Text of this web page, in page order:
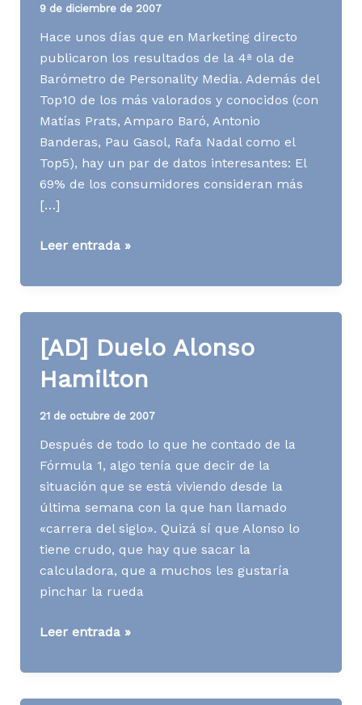
9 de diciembre de 2007
Hace unos días que en Marketing directo
publicaron los resultados de la 4ª ola de
Barómetro de Personality Media. Además del
Top10 de los más valorados y conocidos (con
Matías Prats, Amparo Baró, Antonio
Banderas, Pau Gasol, Rafa Nadal como el
Top5), hay un par de datos interesantes: El
69% de los consumidores consideran más
[…]
[AD]
famosos
productos
Leer entrada »
[AD] Duelo Alonso
Hamilton
21 de octubre de 2007
Después de todo lo que he contado de la
Fórmula 1, algo tenía que decir de la
situación que se está viviendo desde la
última semana con la que han llamado
«carrera del siglo». Quizá sí que Alonso lo
tiene crudo, que hay que sacar la
calculadora, que a muchos les gustaría
pinchar la rueda
[AD]
Alonso
Leer entrada »